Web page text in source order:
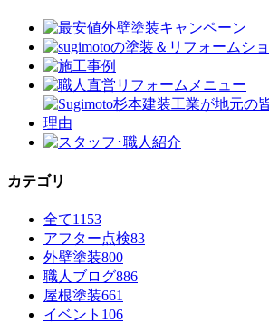
カテゴリ
全て1153
アフター点検83
外壁塗装800
職人ブログ886
屋根塗装661
イベント 106